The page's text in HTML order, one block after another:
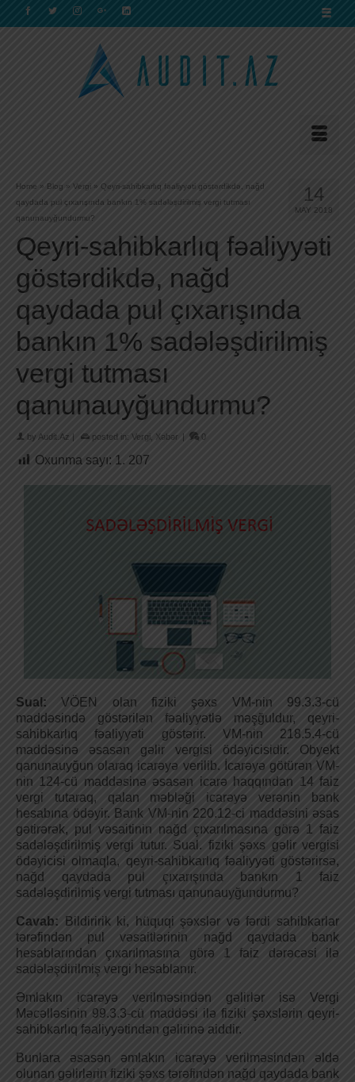
14
MAY 2018
Home » Blog » Vergi » Qeyri-sahibkarlıq fəaliyyəti göstərdikdə, nağd
qaydada pul çıxarışında bankın 1% sadələşdirilmiş vergi tutması
qanunauyğundurmu?
Qeyri-sahibkarlıq fəaliyyəti
göstərdikdə, nağd
qaydada pul çıxarışında
bankın 1% sadələşdirilmiş
vergi tutması
qanunauyğundurmu?
by Audit.Az | posted in: Vergi Xəbər | 0
Oxunma sayı: 1. 207
Sual:VÖEN olan fiziki şəxs VM-nin 99.3.3-cü
maddəsində göstərilən fəaliyyətlə məşğuldur, qeyri-
sahibkarlıq fəaliyyəti göstərir. VM-nin 218.5.4-cü
maddəsinə əsasən gəlir vergisi ödəyicisidir. Obyekt
qanunauyğun olaraq icarəyə verilib. İcarəyə götürən VM-
nin 124-cü maddəsinə əsasən icarə haqqından 14 faiz
vergi tutaraq, qalan məbləği icarəyə verənin bank
hesabına ödəyir. Bank VM-nin 220.12-ci maddəsini əsas
gətirərək, pul vəsaitinin nağd çıxarılmasına görə 1 faiz
sadələşdirilmiş vergi tutur. Sual. fiziki şəxs gəlir vergisi
ödəyicisi olmaqla, qeyri-sahibkarlıq fəaliyyəti göstərirsə,
nağd qaydada pul çıxarışında bankın 1 faiz
sadələşdirilmiş vergi tutması qanunauyğundurmu?
Cavab:
Bildiririk ki, hüquqi şəxslər və fərdi sahibkarlar
tərəfindən pul vəsaitlərinin nağd qaydada bank
hesablarından çıxarılmasına görə 1 faiz dərəcəsi ilə
sadələşdirilmiş vergi hesablanır.
Əmlakın icarəyə verilməsindən gəlirlər isə Vergi
Məcəlləsinin 99.3.3-cü maddəsi ilə fiziki şəxslərin qeyri-
sahibkarlıq fəaliyyətindən gəlirinə aiddir.
Bunlara əsasən əmlakın icarəyə verilməsindən əldə
olunan gəlirlərin fiziki şəxs tərəfindən nağd qaydada bank